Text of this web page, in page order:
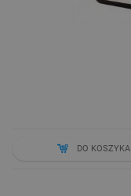
DO KOSZYKA